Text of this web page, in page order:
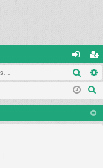
el
ép
eg
is
ztr
ác